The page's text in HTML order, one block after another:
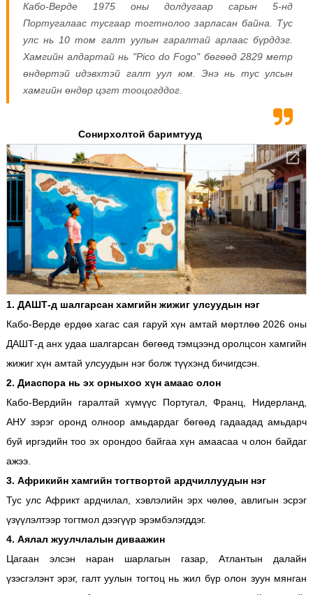
Кабо-Верде 1975 оны долдугаар сарын 5-нд
Португалаас тусгаар тогтнолоо зарласан байна.
Тус
улс нь 10 том галт уулын гаралтай арлаас бүрддэг.
Хамгийн алдартай нь "Pico do Fogo" бөгөөд 2829 метр
өндөртэй идэвхтэй галт уул юм. Энэ нь тус улсын
хамгийн өндөр цэгт тооцогддог.
Сонирхолтой баримтууд
1. ДАШТ-д шалгарсан хамгийн жижиг улсуудын нэг
Кабо-Верде ердөө хагас сая гаруй хүн амтай мөртлөө 2026 оны
ДАШТ-д анх удаа шалгарсан бөгөөд тэмцээнд оролцсон хамгийн
жижиг хүн амтай улсуудын нэг болж түүхэнд бичигдсэн.
2. Диаспора нь эх орныхоо хүн амаас олон
Кабо-Вердийн гаралтай хүмүүс Португал, Франц, Нидерланд,
АНУ зэрэг оронд олноор амьдардаг бөгөөд гадаадад амьдарч
буй иргэдийн тоо эх орондоо байгаа хүн амаасаа ч олон байдаг
ажээ.
3. Африкийн хамгийн тогтвортой ардчиллуудын нэг
Тус улс Африкт ардчилал, хэвлэлийн эрх чөлөө, авлигын эсрэг
үзүүлэлтээр тогтмол дээгүүр эрэмбэлэгддэг.
4. Аялал жуулчлалын диваажин
Цагаан элсэн наран шарлагын газар, Атлантын далайн
үзэсгэлэнт эрэг, галт уулын тогтоц нь жил бүр олон зуун мянган